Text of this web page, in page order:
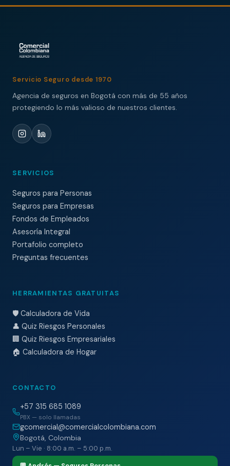
Servicio Seguro desde 1970
Agencia de seguros en Bogotá con más de 55 años
protegiendo lo más valioso de nuestros clientes.
SERVICIOS
Seguros para Personas
Seguros para Empresas
Fondos de Empleados
Asesoría Integral
Portafolio completo
Preguntas frecuentes
HERRAMIENTAS GRATUITAS
🛡️ Calculadora de Vida
👤 Quiz Riesgos Personales
🏢 Quiz Riesgos Empresariales
🏠 Calculadora de Hogar
CONTACTO
+57 315 685 1089
PBX — solo llamadas
gcomercial@comercialcolombiana.com
Bogotá, Colombia
Lun – Vie · 8:00 a.m. – 5:00 p.m.